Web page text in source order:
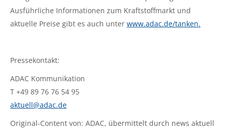
Ausführliche Informationen zum Kraftstoffmarkt und
aktuelle Preise gibt es auch unter www.adac.de/tanken.
Pressekontakt:
ADAC Kommunikation
T +49 89 76 76 54 95
aktuell@adac.de
Original-Content von: ADAC, übermittelt durch news aktuell